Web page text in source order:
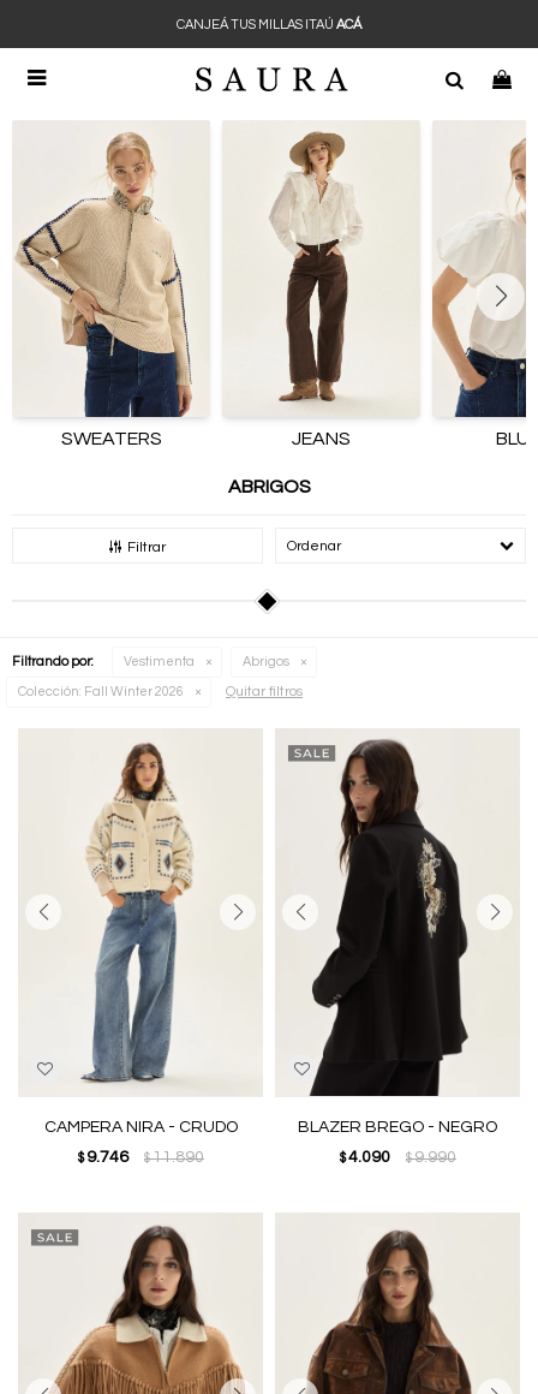

CANJEÁ TUS MILLAS ITAÚ ACÁ
SWEATERS JEANS
ABRIGOS
Filtrar Recomendados
Filtrando por: Vestimenta Abrigos
Colección: Fall Winter 2026 Quitar filtros
CAMPERA NIRA - CRUDO
$ 9.746 $11.890
BLAZER BREGO - NEGRO
$ 4.090 $9.990